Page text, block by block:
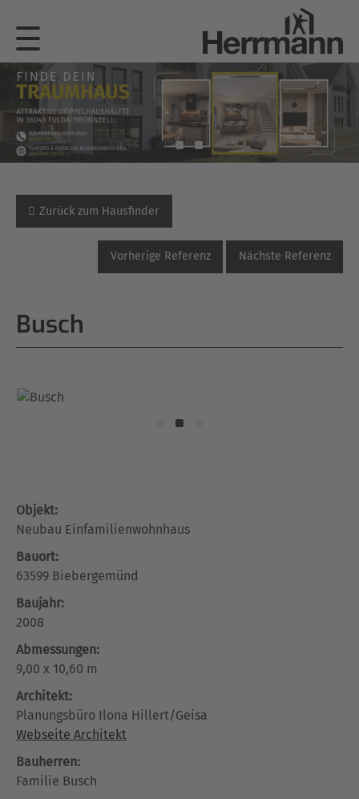
Zurück zum Hausfinder
Vorherige Referenz Nächste Referenz
Busch
Objekt:
Neubau Einfamilienwohnhaus
Bauort:
63599 Biebergemünd
Baujahr:
2008
Abmessungen:
9,00 x 10,60 m
Architekt:
Planungsbüro Ilona Hillert/Geisa
Webseite Architekt
Bauherren:
Familie Busch